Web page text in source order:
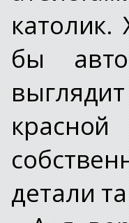
бы
детали